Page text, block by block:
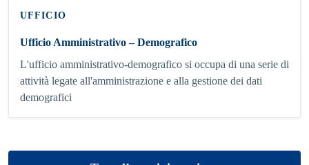
UFFICIO
Ufficio Amministrativo – Demografico
L'ufficio amministrativo-demografico si occupa di una serie di
attività legate all'amministrazione e alla gestione dei dati
demografici